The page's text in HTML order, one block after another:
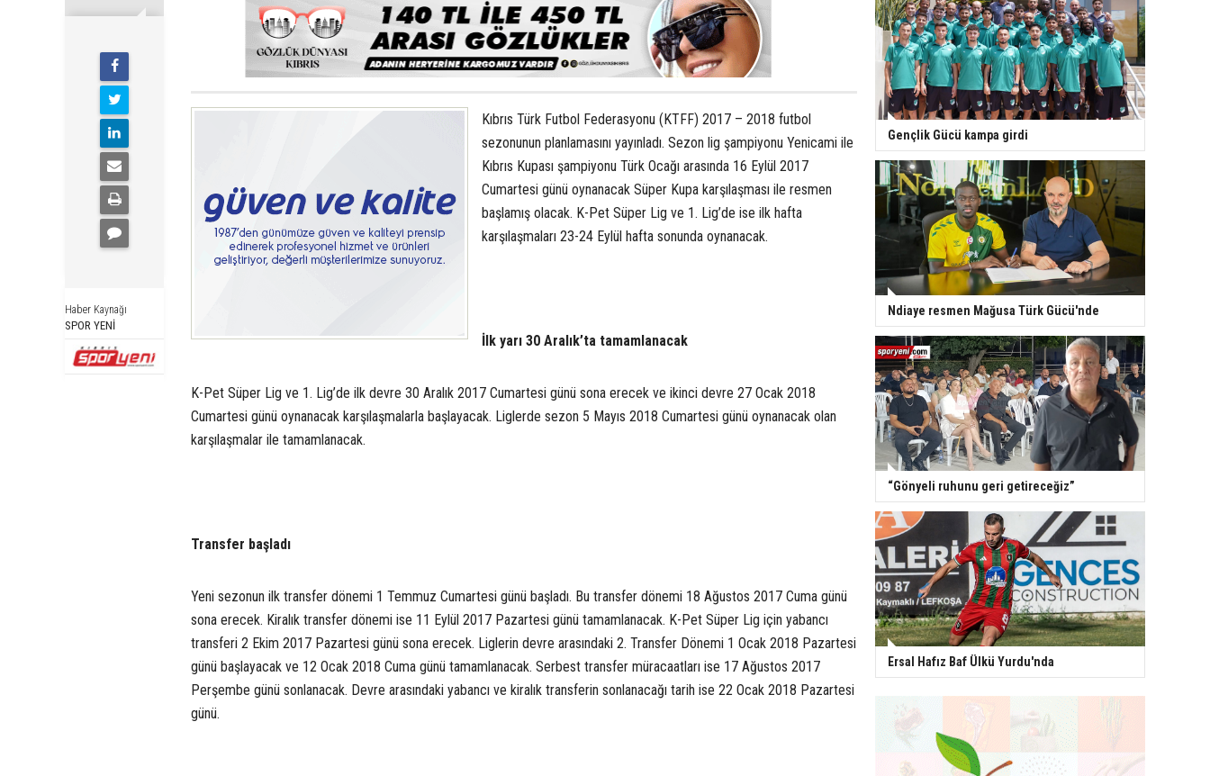
Haber Kaynağı
SPOR YENİ
Kıbrıs Türk Futbol Federasyonu (KTFF) 2017 – 2018 futbol
sezonunun planlamasını yayınladı. Sezon lig şampiyonu Yenicami ile
Kıbrıs Kupası şampiyonu Türk Ocağı arasında 16 Eylül 2017
Cumartesi günü oynanacak Süper Kupa karşılaşması ile resmen
başlamış olacak. K-Pet Süper Lig ve 1. Lig’de ise ilk hafta
karşılaşmaları 23-24 Eylül hafta sonunda oynanacak.
İlk yarı 30 Aralık’ta tamamlanacak
K-Pet Süper Lig ve 1. Lig’de ilk devre 30 Aralık 2017 Cumartesi günü sona erecek ve ikinci devre 27 Ocak 2018
Cumartesi günü oynanacak karşılaşmalarla başlayacak. Liglerde sezon 5 Mayıs 2018 Cumartesi günü oynanacak olan
karşılaşmalar ile tamamlanacak.
Transfer başladı
Yeni sezonun ilk transfer dönemi 1 Temmuz Cumartesi günü başladı. Bu transfer dönemi 18 Ağustos 2017 Cuma günü
sona erecek. Kiralık transfer dönemi ise 11 Eylül 2017 Pazartesi günü tamamlanacak. K-Pet Süper Lig için yabancı
transferi 2 Ekim 2017 Pazartesi günü sona erecek. Liglerin devre arasındaki 2. Transfer Dönemi 1 Ocak 2018 Pazartesi
günü başlayacak ve 12 Ocak 2018 Cuma günü tamamlanacak. Serbest transfer müracaatları ise 17 Ağustos 2017
Perşembe günü sonlanacak. Devre arasındaki yabancı ve kiralık transferin sonlanacağı tarih ise 22 Ocak 2018 Pazartesi
günü.
Gençlik Gücü kampa girdi
Ndiaye resmen Mağusa Türk Gücü'nde
“Gönyeli ruhunu geri getireceğiz”
Ersal Hafız Baf Ülkü Yurdu'nda